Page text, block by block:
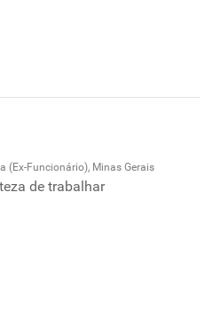
(Ex-Funcionário), Minas Gerais
de trabalhar